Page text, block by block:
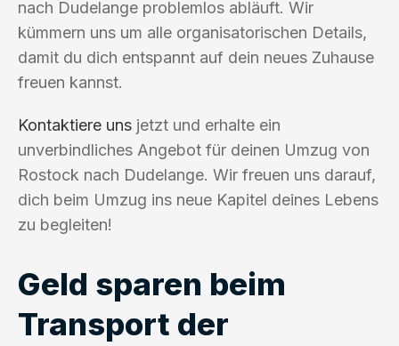
nach Dudelange problemlos abläuft. Wir
kümmern uns um alle organisatorischen Details,
damit du dich entspannt auf dein neues Zuhause
freuen kannst.
Kontaktiere uns jetzt und erhalte ein
unverbindliches Angebot für deinen Umzug von
Rostock nach Dudelange. Wir freuen uns darauf,
dich beim Umzug ins neue Kapitel deines Lebens
zu begleiten!
Geld sparen beim
Transport der